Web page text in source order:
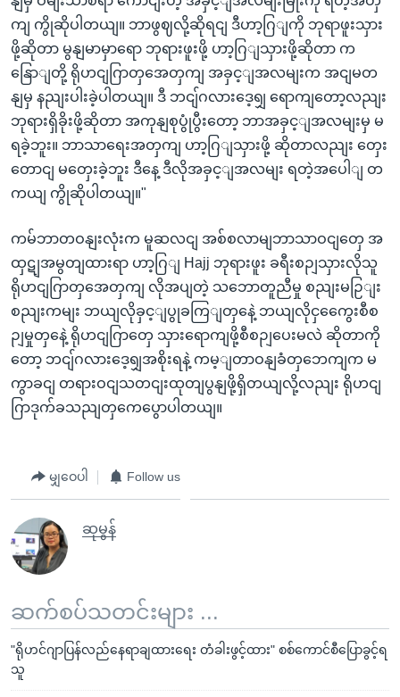
ကျ ကွိုဆိုပါတယျ။ ဘာဖွဈလို့ဆိုရငျ ဒီဟာ့ဂြျကို ဘုရာဖူးသှား
ဖို့ဆိုတာ မွနျမာမှာရော ဘုရားဖူးဖို့ ဟာ့ဂြျသှားဖို့ဆိုတာ က
နြောျတို့ ရိုဟငျဂြာတှအေတှကျ အခှင့ျအလမျးက အငျမတ
နျမှ နညျးပါးခဲ့ပါတယျ။ ဒီ ဘငျ်ဂလားဒေ့ရျှ ရောကျတော့လညျး
ဘုရားရှိခိုးဖို့ဆိုတာ အကုနျစုပွုံပွီးတော့ ဘာအခှင့ျအလမျးမှ မ
ရခဲ့ဘူး။ ဘာသာရေးအတှကျ ဟာ့ဂြျသှားဖို့ ဆိုတာလညျး တှေး
တောငျ မတှေးခဲ့ဘူး ဒီနေ့ ဒီလိုအခှင့ျအလမျး ရတဲ့အပေါျ တ
ကယျ ကွိုဆိုပါတယျ။"
ကမ်ဘာတဝနျးလုံးက မူဆလငျ အစ်စလာမျဘာသာဝငျတှေ အ
ထှဋျအမွတျထားရာ ဟာ့ဂြျ Hajj ဘုရားဖူး ခရီးစဉျသှားလိုသူ
ရိုဟငျဂြာတှအေတှကျ လိုအပျတဲ့ သဘောတူညီမှု စညျးမဉြျး
စညျးကမျး ဘယျလိုခှင့ျပွုခကြျတှနေဲ့ ဘယျလိုငှကွေေးစီစ
ဉျမှုတှနေဲ့ ရိုဟငျဂြာတှေ သှားရောကျဖို့စီစဉျပေးမလဲ ဆိုတာကို
တော့ ဘငျ်ဂလားဒေ့ရျှအစိုးရနဲ့ ကမ့ျတာဝနျခံတှဘေကျက မ
ကွာခငျ တရားဝငျသတငျးထုတျပွနျဖို့ရှိတယျလို့လညျး ရိုဟငျ
ဂြာဒုက်ခသညျတှကေပွောပါတယျ။
မျှဝေပါ Follow us
ဆုမွန်
ဆက်စပ်သတင်းများ ...
"ရိုဟင်ဂျာပြန်လည်နေရာချထားရေး တံခါးဖွင့်ထား" စစ်ကောင်စီပြောခွင့်ရ
သူ